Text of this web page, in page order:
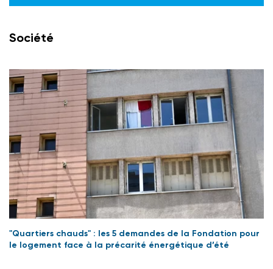
Société
"Quartiers chauds" : les 5 demandes de la Fondation pour
le logement face à la précarité énergétique d’été